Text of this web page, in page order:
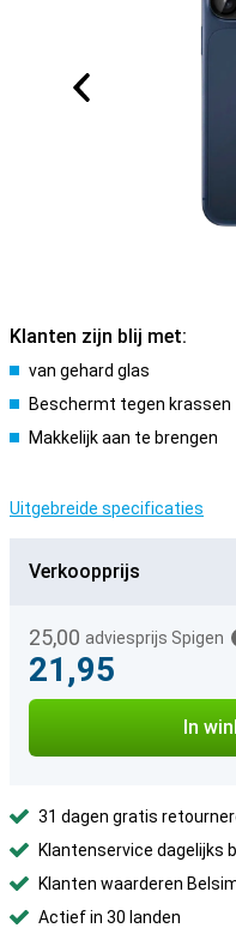
Klanten zijn blij met:
van gehard glas
Beschermt tegen krassen
Makkelijk aan te brengen
Uitgebreide specificaties
Verkoopprijs
25,00 adviesprijs Spigen
21,95
In
31 dagen gratis
Klantenservice dagelijks
Klanten waarderen
Actief in 30 landen